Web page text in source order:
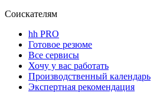
Соискателям
hh PRO
Готовое резюме
Все сервисы
Хочу у вас работать
Производственный календарь
Экспертная рекомендация